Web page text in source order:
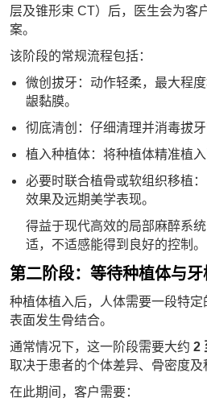
层及锥形束 CT）后，医生会为客
案。
该阶段的常规流程包括：
微创拔牙：动作轻柔，最大程
龈黏膜。
彻底清创：仔细清理并消毒拔牙
植入种植体：将种植体精准植
必要时联合植骨或软组织移植
效果及远期美学表现。
得益于现代高效的局部麻醉系
适，不适感能得到良好的控制。
第二阶段：等待种植体与
种植体植入后，人体需要一段特
表面发生骨结合。
通常情况下，这一阶段需要大约 2
取决于患者的个体差异、骨密度及
在此期间，客户需要：